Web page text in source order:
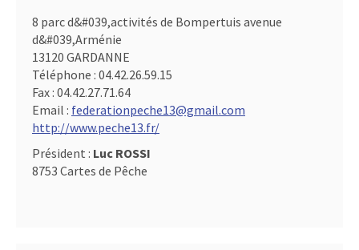
8 parc d&#039,activités de Bompertuis avenue
d&#039,Arménie
13120 GARDANNE
Téléphone : 04.42.26.59.15
Fax : 04.42.27.71.64
Email : federationpeche13@gmail.com
http://www.peche13.fr/
Président : Luc ROSSI
8753 Cartes de Pêche